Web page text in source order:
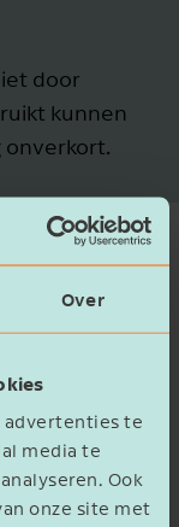
Over
advertenties te
media te
Ook
onze site met
door
kunnen
onverkort.
pech
tijdelijk
auto ter
niet meer
wel, dus